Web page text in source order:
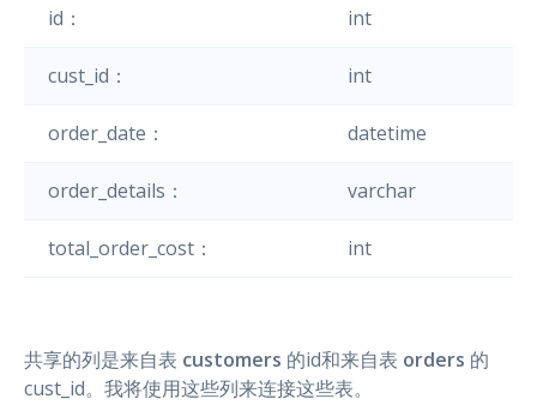
id： int
cust_id： int
order_date： datetime
order_details： varchar
total_order_cost： int
共享的列是来自表 customers 的id和来自表 orders 的
cust_id。我将使用这些列来连接这些表。